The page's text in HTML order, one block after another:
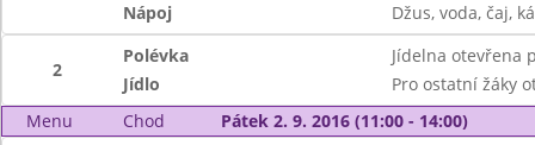
Nápoj
Džus, voda, čaj,
2
Polévka
Jídelna otevřena
Jídlo
Pro ostatní žáky
Menu
Chod Pátek 2. 9. 2016 (11:00 - 14:00)